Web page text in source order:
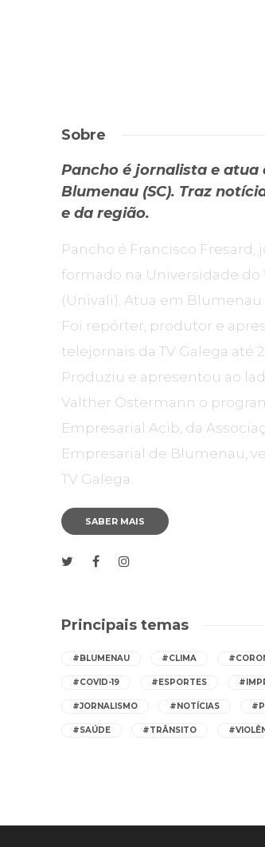
Sobre
Pancho é jornalista e atua
Blumenau (SC). Traz
e da região.
Pancho é Francisco Fresard,
formado na Universidade do
(Univali). Atua em Blumenau
Foi repórter, produtor e
telejornais da TV Galega até
Produziu e apresentou ao
Valther Ostermann o
Empresarial Acib, da
Empresarial de Blumenau,
TV Galega.
SABER MAIS
Principais temas
#BLUMENAU #CLIMA
#COVID-19 #ESPORTES
#JORNALISMO #NOTÍCIAS
#SAÚDE #TRÂNSITO